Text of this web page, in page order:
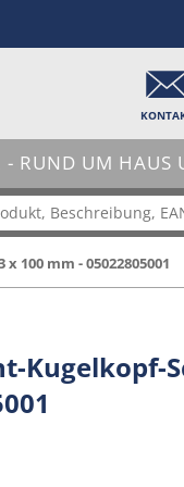
RUND UM HAUS
100 mm - 05022805001
Kugelkopf-